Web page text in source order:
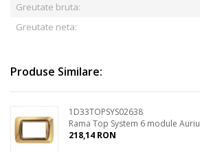
Greutate bruta:
Greutate neta:
Produse Similare:
1D33TOPSYS02638
Rama Top System 6 module Auriu
218,14 RON